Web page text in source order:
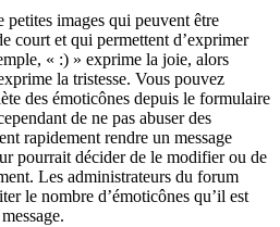
petites images qui peuvent être
court et qui permettent d’exprimer
« :) » exprime la joie, alors
la tristesse. Vous pouvez
des émoticônes depuis le formulaire
de ne pas abuser des
rapidement rendre un message
pourrait décider de le modifier ou de
Les administrateurs du forum
le nombre d’émoticônes qu’il est